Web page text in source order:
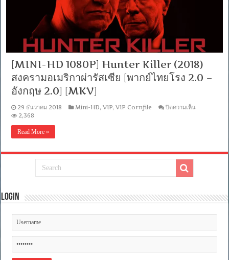
ไทย
5.1
+
เสียง
อังกฤษ
[บรรยาย
ไทย
อังกฤษ]
[MKV]
[MINI-HD 1080P] Hunter Killer (2018)
สงครามอเมริกาผ่ารัสเซีย [พากย์ไทยโรง 2.0 –
อังกฤษ 2.0] [MKV]
29 ธันวาคม 2018 Mini-HD,VIP,VIP Cornfile ปิดความเห็น
(2018)
[พากย์
โรง
อังกฤษ
2,368
Read More »
Login